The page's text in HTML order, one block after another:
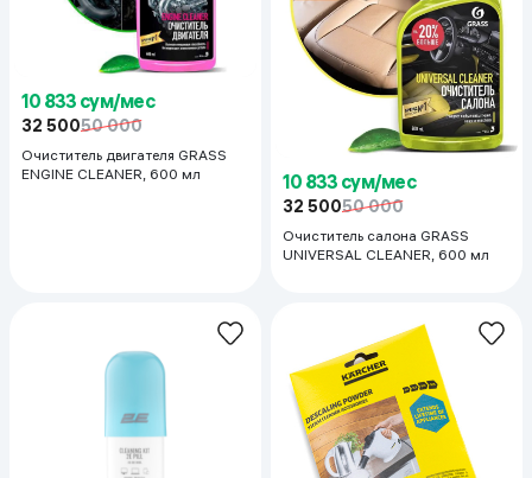
10 833 сум/мес
32 50050 000
Очиститель двигателя GRASS
ENGINE CLEANER, 600 мл
10 833 сум/мес
32 50050 000
Очиститель салона GRASS
UNIVERSAL CLEANER, 600 мл